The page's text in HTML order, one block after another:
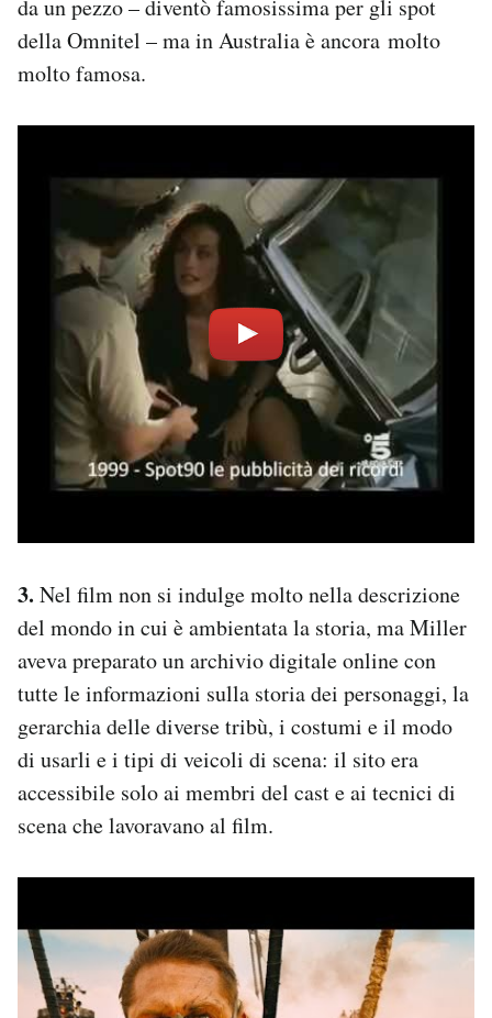
da un pezzo – diventò famosissima per gli spot
della Omnitel – ma in Australia è ancora molto
molto famosa.
3. Nel film non si indulge molto nella descrizione
del mondo in cui è ambientata la storia, ma Miller
aveva preparato un archivio digitale online con
tutte le informazioni sulla storia dei personaggi, la
gerarchia delle diverse tribù, i costumi e il modo
di usarli e i tipi di veicoli di scena: il sito era
accessibile solo ai membri del cast e ai tecnici di
scena che lavoravano al film.